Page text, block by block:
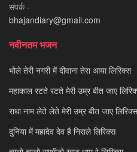
संपर्क -
bhajandiary@gmail.com
नवीनतम भजन
भोले तेरी नगरी में दीवाना तेरा आया लिरिक्स
महाकाल रटते रटते मेरी उम्र बीत जाए
राधा नाम लेते लेते मेरी उम्र बीत जाए लिरिक्स
दुनिया में महादेव देव है निराले लिरिक्स